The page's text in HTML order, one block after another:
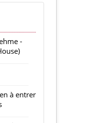
-
à entrer